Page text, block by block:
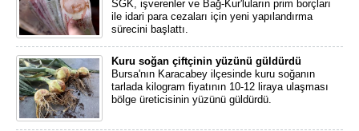
SGK, işverenler ve Bağ-Kur'luların prim borçları
ile idari para cezaları için yeni yapılandırma
sürecini başlattı.
Kuru soğan çiftçinin yüzünü güldürdü
Bursa'nın Karacabey ilçesinde kuru soğanın
tarlada kilogram fiyatının 10-12 liraya ulaşması
bölge üreticisinin yüzünü güldürdü.